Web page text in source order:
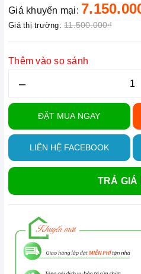
Giá khuyến mại:
Giá thị trường: 11.500.000₫
Thêm vào so sánh
–
ĐẶT MUA NGAY
LIÊN HỆ FACEBOOK
TRẢ GIÁ